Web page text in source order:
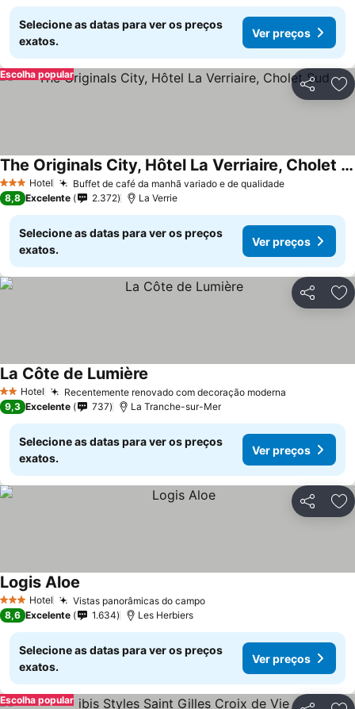
Selecione as datas para ver os preços
exatos.
Ver preços
Partilhar
Escolha popular
3 EstrelasHotel Buffet de café da manhã variado e de qualidade
The Originals City, Hôtel La Verriaire, Cholet Sud
8,8 Excelente 2.372 La Verrie
Selecione as datas para ver os preços
exatos.
Ver preços
Partilhar
2 Estrelas
Hotel Recentemente renovado com decoração moderna
La Côte de Lumière
9,3 Excelente 737 La Tranche-sur-Mer
Selecione as datas para ver os preços
exatos.
Ver preços
Partilhar
3 EstrelasHotel Vistas panorâmicas do campo
Logis Aloe
8,6 Excelente 1.634 Les Herbiers
Selecione as datas para ver os preços
exatos.
Ver preços
Escolha popular